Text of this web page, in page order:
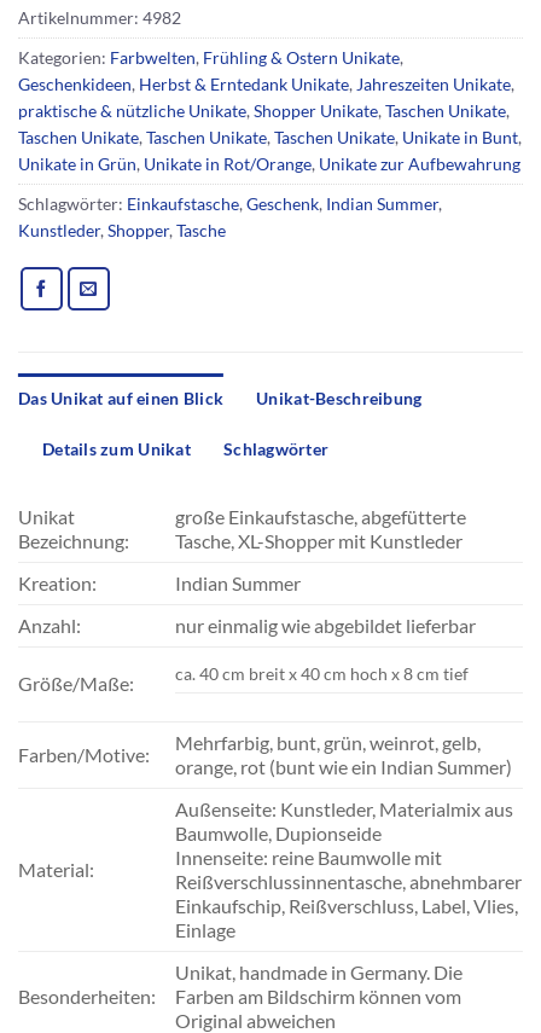
Artikelnummer: 4982
Kategorien: Farbwelten, Frühling & Ostern Unikate,
Geschenkideen, Herbst & Erntedank Unikate,Jahreszeiten Unikate,
praktische & nützliche Unikate,Shopper Unikate,Taschen Unikate,
Taschen Unikate,Taschen Unikate,Taschen Unikate, Unikate in Bunt,
Unikate in Grün, Unikate in Rot/Orange, Unikate zur Aufbewahrung
Schlagwörter: Einkaufstasche,Geschenk, Indian Summer,
Kunstleder,Shopper,Tasche
Das Unikat auf einen Blick Unikat-Beschreibung
Details zum Unikat Schlagwörter
Unikat
Bezeichnung:
große Einkaufstasche, abgefütterte
Tasche, XL-Shopper mit Kunstleder
Kreation:
Indian Summer
Anzahl:
nur einmalig wie abgebildet lieferbar
Größe/Maße: ca. 40 cm breit x 40 cm hoch x 8 cm tief
Farben/Motive:
Mehrfarbig, bunt, grün, weinrot, gelb,
orange, rot (bunt wie ein Indian Summer)
Material:
Außenseite: Kunstleder, Materialmix aus
Baumwolle, Dupionseide
Innenseite: reine Baumwolle mit
Reißverschlussinnentasche, abnehmbarer
Einkaufschip, Reißverschluss, Label, Vlies,
Einlage
Besonderheiten:
Unikat, handmade in Germany. Die
Farben am Bildschirm können vom
Original abweichen